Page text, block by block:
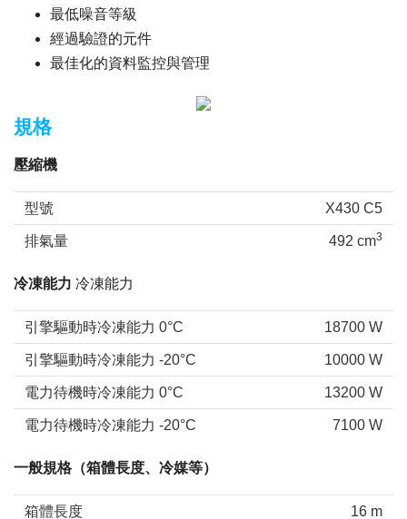
最低噪音等級
經過驗證的元件
最佳化的資料監控與管理
規格
壓縮機
型號 X430 C5
排氣量 492 cm3
冷凍能力 冷凍能力
引擎驅動時冷凍能力 0°C 18700 W
引擎驅動時冷凍能力 -20°C 10000 W
電力待機時冷凍能力 0°C 13200 W
電力待機時冷凍能力 -20°C 7100 W
一般規格（箱體長度、冷媒等）
箱體長度 16 m